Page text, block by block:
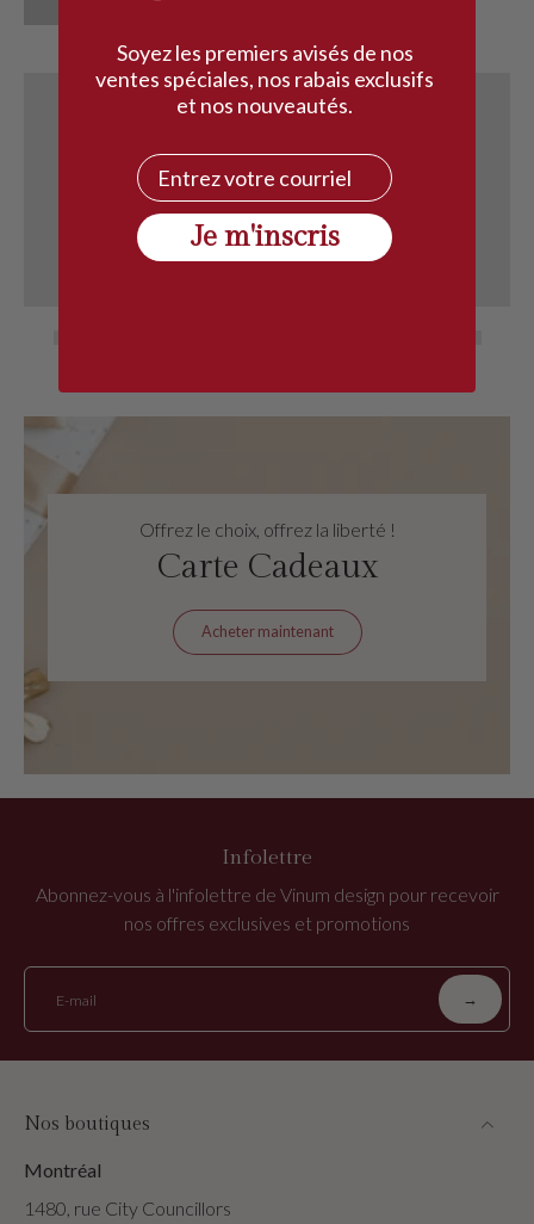
Offrez le choix, offrez la liberté !
Carte Cadeaux
Acheter maintenant
Infolettre
Abonnez-vous à l'infolettre de Vinum design pour recevoir
nos offres exclusives et promotions
E-mail →
Nos boutiques
Montréal
1480, rue City Councillors
Soyez les premiers avisés de nos
ventes spéciales, nos rabais exclusifs
et nos nouveautés.
Courriel
Je m'inscris